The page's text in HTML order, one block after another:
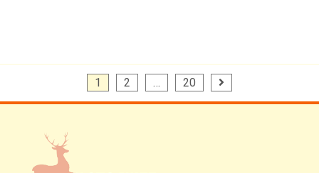
Пагинация
записей
1 2 … 20